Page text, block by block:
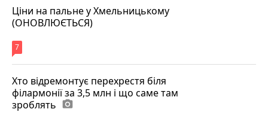
Ціни на пальне у Хмельницькому
(ОНОВЛЮЄТЬСЯ)
7
Хто відремонтує перехрестя біля
філармонії за 3,5 млн і що саме там
зроблять photo_camera